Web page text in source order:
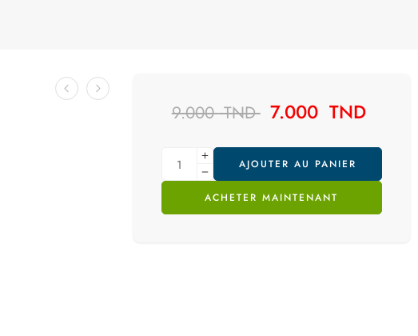
9.000TND 7.000 TND
AJOUTER AU PANIER
ACHETER MAINTENANT